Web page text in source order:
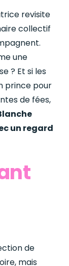
revisite
collectif
une
? Et si les
prince pour
de fées,
un regard
de
mais